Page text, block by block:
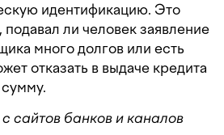
идентификацию. Это
подавал ли человек заявление
много долгов или есть
отказать в выдаче кредита
сайтов банков и каналов